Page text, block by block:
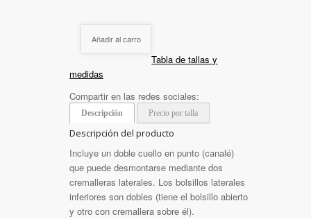
Añadir al carro
Tabla de tallas y
medidas
Compartir en las redes sociales:
Descripción Precio por talla
Descripción del producto
Incluye un doble cuello en punto (canalé)
que puede desmontarse mediante dos
cremalleras laterales. Los bolsillos laterales
inferiores son dobles (tiene el bolsillo abierto
y otro con cremallera sobre él).